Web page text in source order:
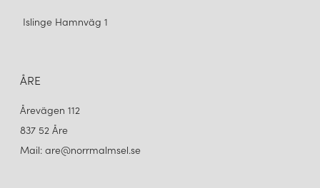
Islinge Hamnväg 1
ÅRE
Årevägen 112
837 52 Åre
Mail: are@norrmalmsel.se